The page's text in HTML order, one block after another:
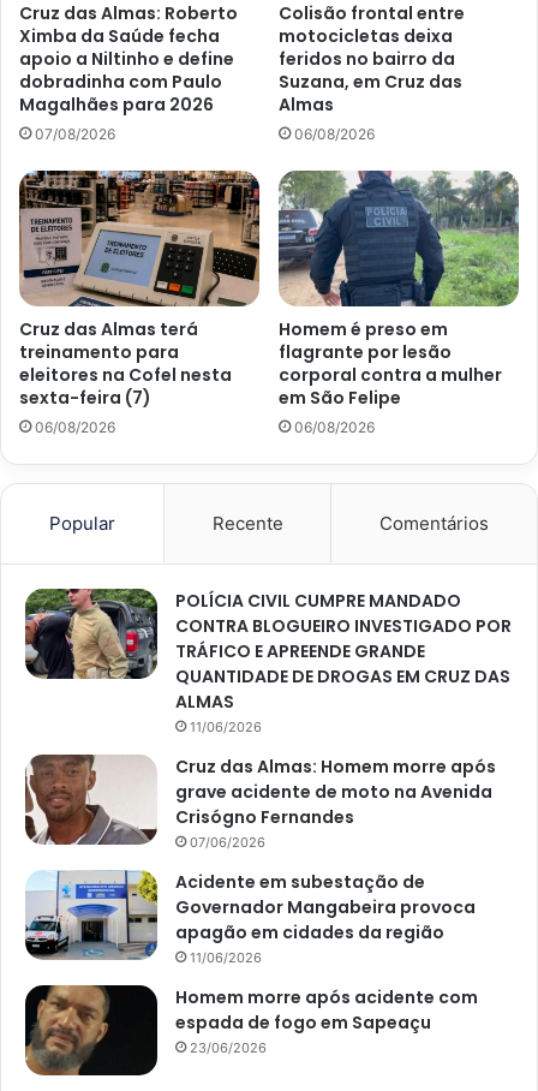
Cruz das Almas: Roberto
Ximba da Saúde fecha
apoio a Niltinho e define
dobradinha com Paulo
Magalhães para 2026
07/08/2026
Colisão frontal entre
motocicletas deixa
feridos no bairro da
Suzana, em Cruz das
Almas
06/08/2026
Cruz das Almas terá
treinamento para
eleitores na Cofel nesta
sexta-feira (7)
06/08/2026
Homem é preso em
flagrante por lesão
corporal contra a mulher
em São Felipe
06/08/2026
Popular Recente Comentários
POLÍCIA CIVIL CUMPRE MANDADO
CONTRA BLOGUEIRO INVESTIGADO POR
TRÁFICO E APREENDE GRANDE
QUANTIDADE DE DROGAS EM CRUZ DAS
ALMAS
11/06/2026
Cruz das Almas: Homem morre após
grave acidente de moto na Avenida
Crisógno Fernandes
07/06/2026
Acidente em subestação de
Governador Mangabeira provoca
apagão em cidades da região
11/06/2026
Homem morre após acidente com
espada de fogo em Sapeaçu
23/06/2026